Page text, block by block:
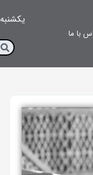
با ما
یکشنبه 11 مرداد 1405